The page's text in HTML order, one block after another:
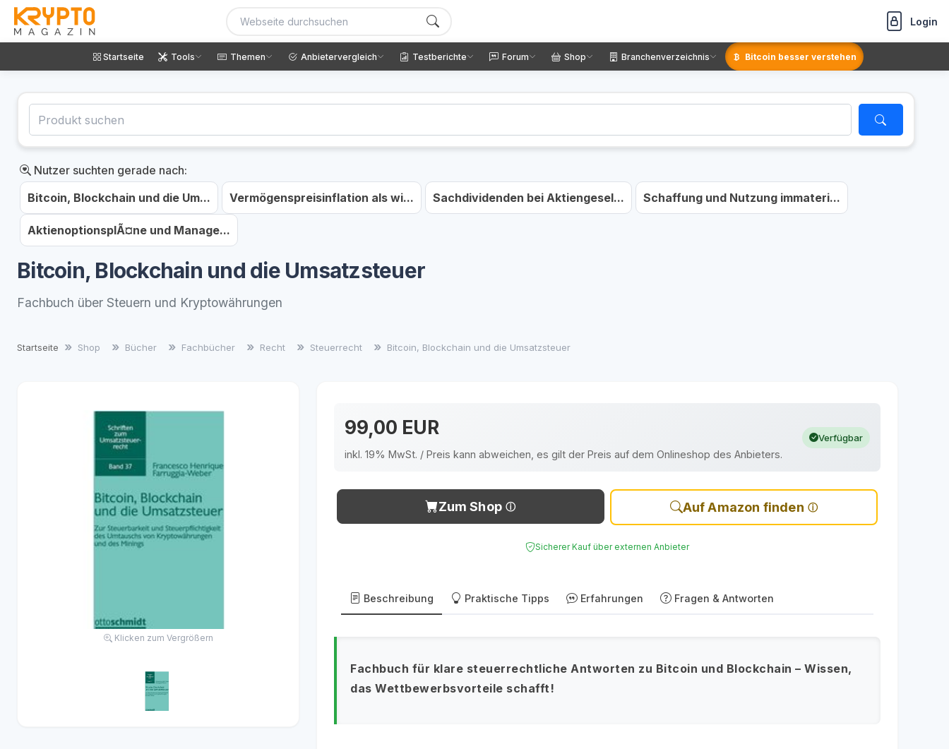
Login
Startseite Tools Themen Anbietervergleich Testberichte Forum Shop Branchenverzeichnis Bitcoin besser verstehen
Nutzer suchten gerade nach:
Bitcoin, Blockchain und die Um...
Vermögenspreisinflation als wi... Sachdividenden bei Aktiengesel... Schaffung und Nutzung immateri...
AktienoptionsplÃ¤ne und Manage...
Bitcoin, Blockchain und die Umsatzsteuer
Fachbuch über Steuern und Kryptowährungen
Startseite Shop Bücher Fachbücher Recht Steuerrecht Bitcoin, Blockchain und die Umsatzsteuer
Klicken zum Vergrößern
99,00 EUR
inkl. 19% MwSt. / Preis kann abweichen, es gilt der Preis auf dem Onlineshop des Anbieters.
Verfügbar
Zum Shop Auf Amazon finden
Sicherer Kauf über externen Anbieter
Beschreibung Praktische Tipps Erfahrungen Fragen & Antworten
Fachbuch für klare steuerrechtliche Antworten zu Bitcoin und Blockchain – Wissen,
das Wettbewerbsvorteile schafft!